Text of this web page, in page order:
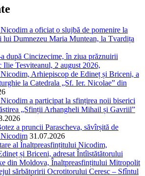
a oficiat o slujbă de pomenire la
lui Dumnezeu Maria Muntean, la Tvardița
după Cincizecime, în ziua prăznuirii
Tesviteanul, 2 august 2026,
Arhiepiscop de Edineț și Briceni, a
la Catedrala „Sf. Ier. Nicolae” din
a participat la sfințirea noii biserici
„Sfinții Arhangheli Mihail și Gavriil”
a pruncii Parascheva, săvîrșită de
31.07.2026
al Înaltpreasfințitului Nicodim,
și Briceni, adresat Întîistătătorului
din Moldova, Înaltpreasfințitului Mitropolit
sărbătoririi Ocrotitorului Ceresc – Sfîntul